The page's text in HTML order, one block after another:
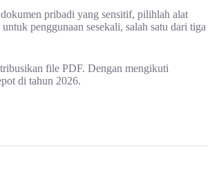
pribadi yang sensitif, pilihlah alat
penggunaan sesekali, salah satu dari tiga
file PDF. Dengan mengikuti
di tahun 2026.